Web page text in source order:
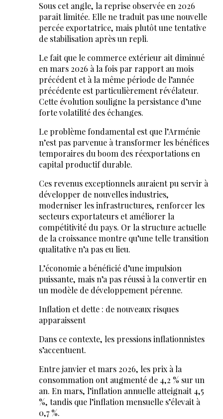
Sous cet angle, la reprise observée en 2026
paraît limitée. Elle ne traduit pas une nouvelle
percée exportatrice, mais plutôt une tentative
de stabilisation après un repli.
Le fait que le commerce extérieur ait diminué
en mars 2026 à la fois par rapport au mois
précédent et à la même période de l’année
précédente est particulièrement révélateur.
Cette évolution souligne la persistance d’une
forte volatilité des échanges.
Le problème fondamental est que l’Arménie
n’est pas parvenue à transformer les bénéfices
temporaires du boom des réexportations en
capital productif durable.
Ces revenus exceptionnels auraient pu servir à
développer de nouvelles industries,
moderniser les infrastructures, renforcer les
secteurs exportateurs et améliorer la
compétitivité du pays. Or la structure actuelle
de la croissance montre qu’une telle transition
qualitative n’a pas eu lieu.
L’économie a bénéficié d’une impulsion
puissante, mais n’a pas réussi à la convertir en
un modèle de développement pérenne.
Inflation et dette : de nouveaux risques
apparaissent
Dans ce contexte, les pressions inflationnistes
s’accentuent.
Entre janvier et mars 2026, les prix à la
consommation ont augmenté de 4,2 % sur un
an. En mars, l’inflation annuelle atteignait 4,5
%, tandis que l’inflation mensuelle s’élevait à
0,7 %.